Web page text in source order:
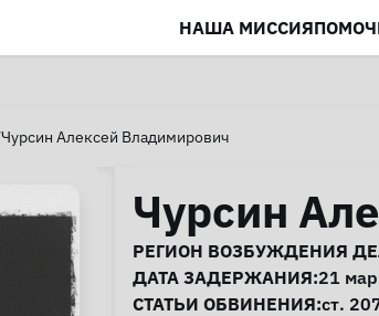
НАША МИССИЯ
Чурсин Алексей Владимирович
Чурсин
Информация
РЕГИОН ВОЗБУЖДЕНИЯ
ДАТА ЗАДЕРЖАНИЯ:21
СТАТЬИ ОБВИНЕНИЯ:ст.